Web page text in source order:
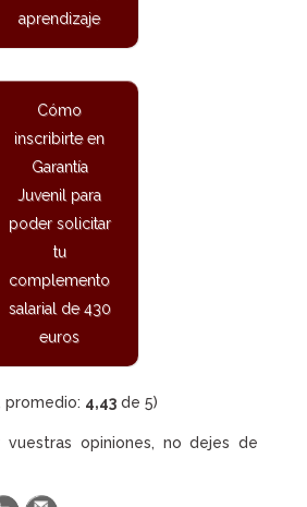
aprendizaje
Cómo
inscribirte en
Garantía
Juvenil para
poder solicitar
tu
complemento
salarial de 430
euros
4,43de 5)
vuestras opiniones, no dejes de